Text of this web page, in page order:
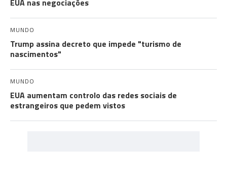
EUA nas negociações
MUNDO
Trump assina decreto que impede "turismo de
nascimentos"
MUNDO
EUA aumentam controlo das redes sociais de
estrangeiros que pedem vistos